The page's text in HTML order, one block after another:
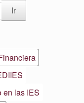
en las IES